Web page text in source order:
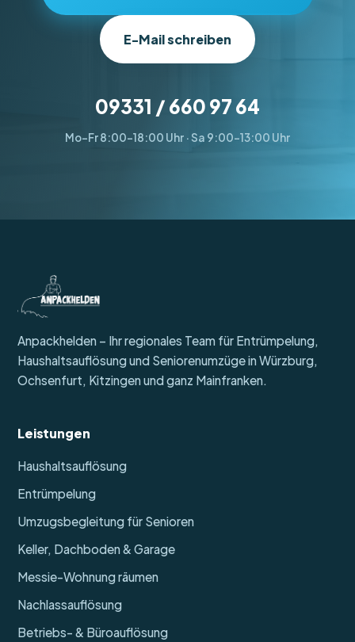
E-Mail schreiben
09331 / 660 97 64
Mo–Fr 8:00–18:00 Uhr · Sa 9:00–13:00 Uhr
Anpackhelden – Ihr regionales Team für Entrümpelung,
Haushaltsauflösung und Seniorenumzüge in Würzburg,
Ochsenfurt, Kitzingen und ganz Mainfranken.
Leistungen
Haushaltsauflösung
Entrümpelung
Umzugsbegleitung für Senioren
Keller, Dachboden & Garage
Messie-Wohnung räumen
Nachlassauflösung
Betriebs- & Büroauflösung